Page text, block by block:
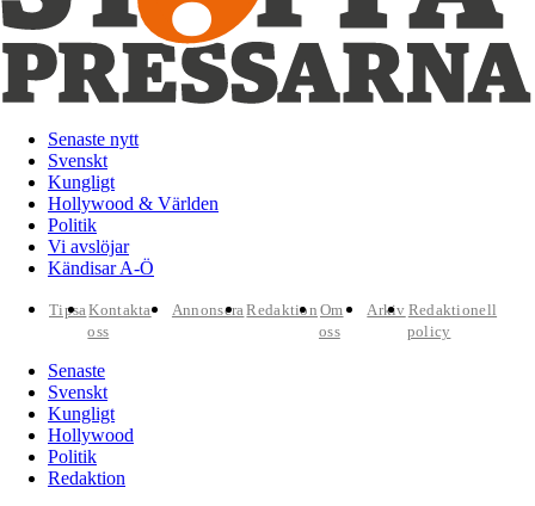
Senaste nytt
Svenskt
Kungligt
Hollywood & Världen
Politik
Vi avslöjar
Kändisar A-Ö
TipsaKontakta
oss
AnnonseraRedaktion Om
oss
Arkiv Redaktionell
policy
Senaste
Svenskt
Kungligt
Hollywood
Politik
Redaktion